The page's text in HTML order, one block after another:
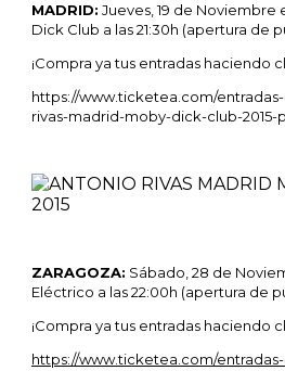
MADRID: Jueves, 19 de Noviembre
Dick Club a las 21:30h (apertura de
¡Compra ya tus entradas haciendo
https://www.ticketea.com/
rivas-madrid-moby-dick-club-
ZARAGOZA: Sábado, 28 de
Eléctrico a las 22:00h (apertura de
¡Compra ya tus entradas haciendo
https://www.ticketea.com/